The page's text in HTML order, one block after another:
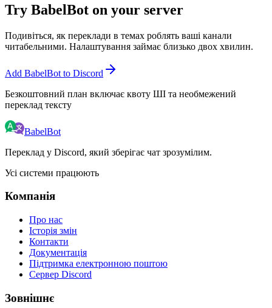
Try BabelBot on your server
Подивіться, як переклади в темах роблять ваші канали
читабельними. Налаштування займає близько двох хвилин.
Add BabelBot to Discord
Безкоштовний план включає квоту ШІ та необмежений
переклад тексту
BabelBot
Переклад у Discord, який зберігає чат зрозумілим.
Усі системи працюють
Компанія
Про нас
Історія змін
Контакти
Документація
Підтримка електронною поштою
Сервер Discord
Зовнішнє